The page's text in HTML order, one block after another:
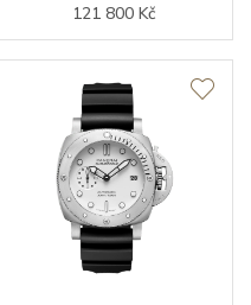
telecí kůže
nerezová ocel
121 800 Kč